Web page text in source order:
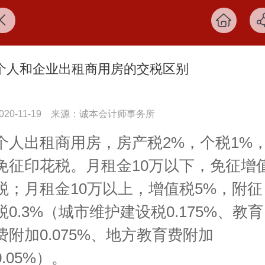
人和企业出租商用房的交税区别
11-19 来源：诚本会计师事务所
人出租商用房，房产税2%，个税1%
征印花税。月租金10万以下，免征增
；月租金10万以上，增值税5%，附征
0.3%（城市维护建设税0.175%、教育
附加0.075%、地方教育费附加
）。